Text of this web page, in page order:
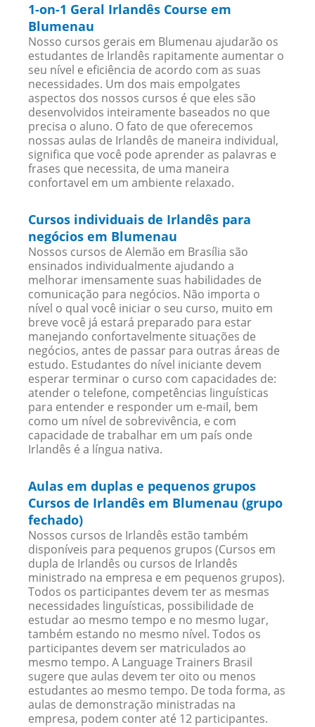
1-on-1 Geral Irlandês Course em
Blumenau
Nosso cursos gerais em Blumenau ajudarão os
estudantes de Irlandês rapitamente aumentar o
seu nível e eficiência de acordo com as suas
necessidades. Um dos mais empolgates
aspectos dos nossos cursos é que eles são
desenvolvidos inteiramente baseados no que
precisa o aluno. O fato de que oferecemos
nossas aulas de Irlandês de maneira individual,
significa que você pode aprender as palavras e
frases que necessita, de uma maneira
confortavel em um ambiente relaxado.
Cursos individuais de Irlandês para
negócios em Blumenau
Nossos cursos de Alemão em Brasília são
ensinados individualmente ajudando a
melhorar imensamente suas habilidades de
comunicação para negócios. Não importa o
nível o qual você iniciar o seu curso, muito em
breve você já estará preparado para estar
manejando confortavelmente situações de
negócios, antes de passar para outras áreas de
estudo. Estudantes do nível iniciante devem
esperar terminar o curso com capacidades de:
atender o telefone, competências linguísticas
para entender e responder um e-mail, bem
como um nível de sobrevivência, e com
capacidade de trabalhar em um país onde
Irlandês é a língua nativa.
Aulas em duplas e pequenos grupos
Cursos de Irlandês em Blumenau (grupo
fechado)
Nossos cursos de Irlandês estão também
disponíveis para pequenos grupos (Cursos em
dupla de Irlandês ou cursos de Irlandês
ministrado na empresa e em pequenos grupos).
Todos os participantes devem ter as mesmas
necessidades linguísticas, possibilidade de
estudar ao mesmo tempo e no mesmo lugar,
também estando no mesmo nível. Todos os
participantes devem ser matriculados ao
mesmo tempo. A Language Trainers Brasil
sugere que aulas devem ter oito ou menos
estudantes ao mesmo tempo. De toda forma, as
aulas de demonstração ministradas na
empresa, podem conter até 12 participantes.